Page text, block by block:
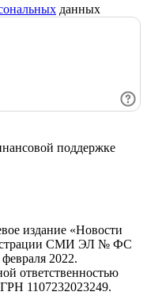
данных
поддержке
издание «Новости
СМИ ЭЛ № ФС
2022.
ответственностью
1107232023249.